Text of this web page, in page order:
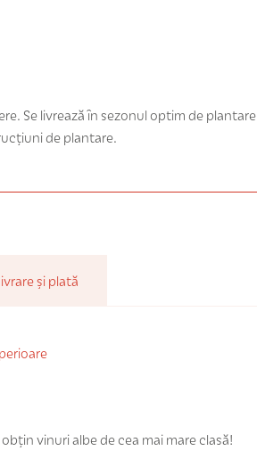
Se livrează în sezonul optim de plantare
de plantare.
și plată
vinuri albe de cea mai mare clasă!